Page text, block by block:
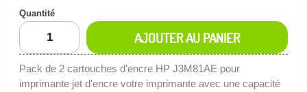
Quantité
AJOUTER AU PANIER
Pack de 2 cartouches d'encre HP J3M81AE pour
imprimante jet d'encre votre imprimante avec une capacité